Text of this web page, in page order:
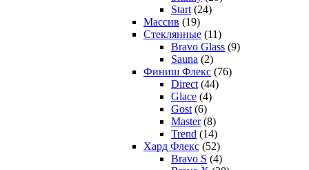
Start (24)
Массив (19)
Стеклянные (11)
Bravo Glass (9)
Sauna (2)
Финиш Флекс (76)
Direct (44)
Glace (4)
Gost (6)
Master (8)
Trend (14)
Хард Флекс (52)
Bravo S (4)